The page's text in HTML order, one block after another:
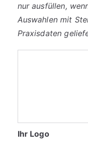
nur ausfüllen,
Auswahlen mit
Praxisdaten
Praxisdaten
ein:
Ihr Logo